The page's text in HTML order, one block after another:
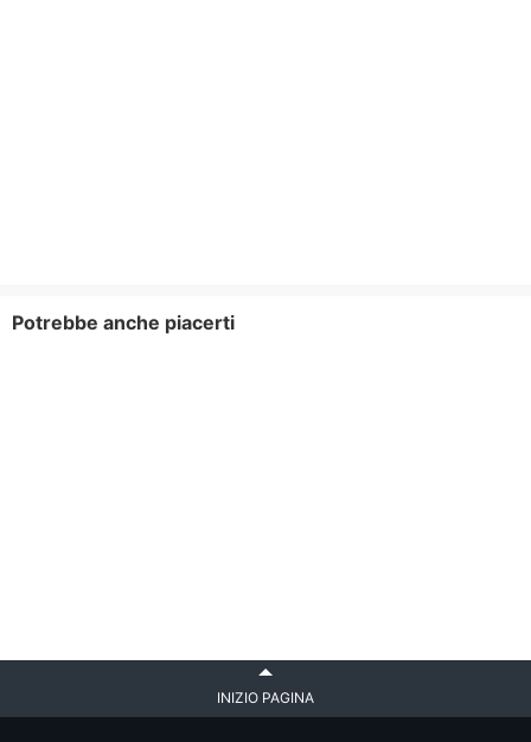
Potrebbe anche piacerti
INIZIO PAGINA